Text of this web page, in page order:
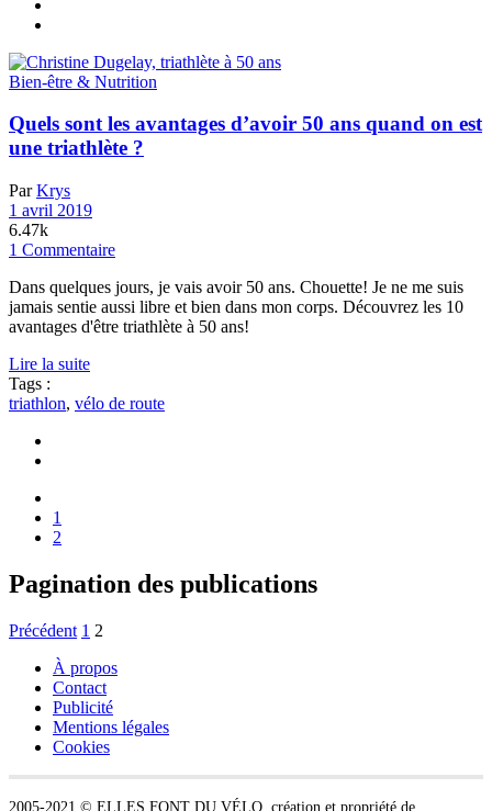
Bien-être & Nutrition
Quels sont les avantages d’avoir 50 ans quand on est
une triathlète ?
ParKrys
1 avril 2019
6.47k
1 Commentaire
Dans quelques jours, je vais avoir 50 ans. Chouette! Je ne me suis
jamais sentie aussi libre et bien dans mon corps. Découvrez les 10
avantages d'être triathlète à 50 ans!
Lire la suite
Tags :
triathlon, vélo de route
1
2
Pagination des publications
Précédent 1 2
À propos
Contact
Publicité
Mentions légales
Cookies
2005-2021 © ELLES FONT DU VÉLO , création et propriété de